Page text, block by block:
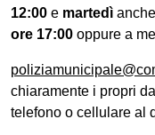
12:00 e martedì
ore 17:00 oppure a
chiaramente i propri
telefono o cellulare al